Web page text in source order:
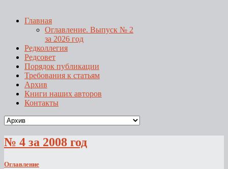
Главная
Оглавление. Выпуск № 2
за 2026 год
Редколлегия
Редсовет
Порядок публикации
Требования к статьям
Архив
Книги наших авторов
Контакты
№ 4 за 2008 год
Оглавление